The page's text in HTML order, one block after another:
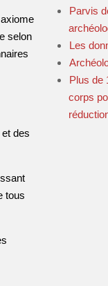
selon
des
tous
Parvis
Les
Plus de
corps